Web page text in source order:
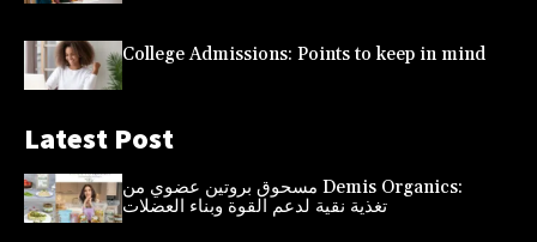
College Admissions: Points to keep in mind
Latest Post
مسحوق بروتين عضوي من Demis Organics:
تغذية نقية لدعم القوة وبناء العضلات